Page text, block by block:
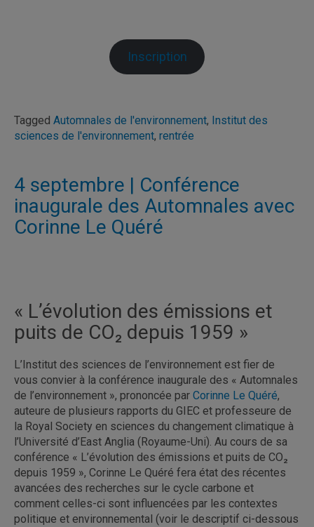
Inscription
Tagged Automnales de l'environnement, Institut des
sciences de l'environnement, rentrée
4 septembre | Conférence
inaugurale des Automnales avec
Corinne Le Quéré
« L’évolution des émissions et
puits de CO₂ depuis 1959 »
L’Institut des sciences de l’environnement est fier de
vous convier à la conférence inaugurale des « Automnales
de l’environnement », prononcée par Corinne Le Quéré,
auteure de plusieurs rapports du GIEC et professeure de
la Royal Society en sciences du changement climatique à
l’Université d’East Anglia (Royaume-Uni). Au cours de sa
conférence « L’évolution des émissions et puits de CO₂
depuis 1959 », Corinne Le Quéré fera état des récentes
avancées des recherches sur le cycle carbone et
comment celles-ci sont influencées par les contextes
politique et environnemental (voir le descriptif ci-dessous